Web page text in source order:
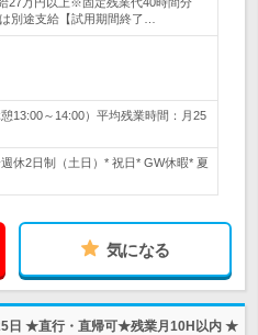
別途支給【試用期間終了…
13:00～14:00）平均残業時間：月25
休2日制（土日）* 祝日* GW休暇* 夏
気になる
日 ★直行・直帰可★残業月10H以内 ★